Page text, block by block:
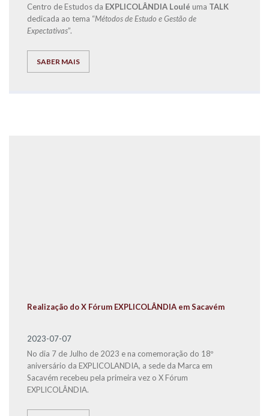
Centro de Estudos da EXPLICOLÂNDIA Loulé uma TALK
dedicada ao tema “Métodos de Estudo e Gestão de
Expectativas”.
SABER MAIS
Realização do X Fórum EXPLICOLÂNDIA em Sacavém
2023-07-07
No dia 7 de Julho de 2023 e na comemoração do 18º
aniversário da EXPLICOLANDIA, a sede da Marca em
Sacavém recebeu pela primeira vez o X Fórum
EXPLICOLÂNDIA.